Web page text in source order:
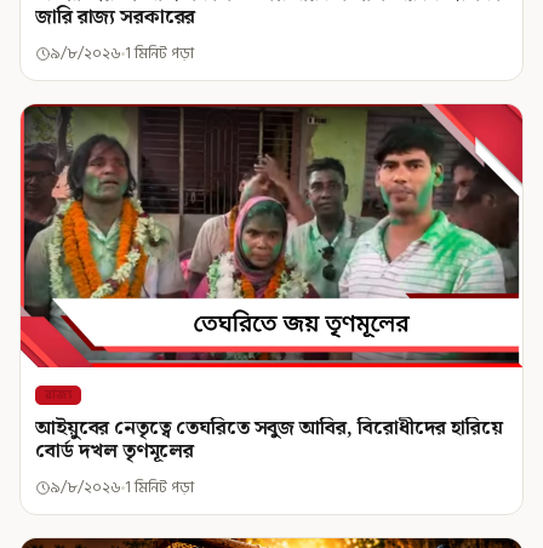
জারি রাজ্য সরকারের
৯/৮/২০২৬ 1 মিনিট পড়া
রাজ্য
আইয়ুবের নেতৃত্বে তেঘরিতে সবুজ আবির, বিরোধীদের হারিয়ে
বোর্ড দখল তৃণমূলের
৯/৮/২০২৬ 1 মিনিট পড়া